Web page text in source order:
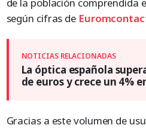
según cifras de
La óptica española
de euros y crece un 4%
Gracias a este volumen de